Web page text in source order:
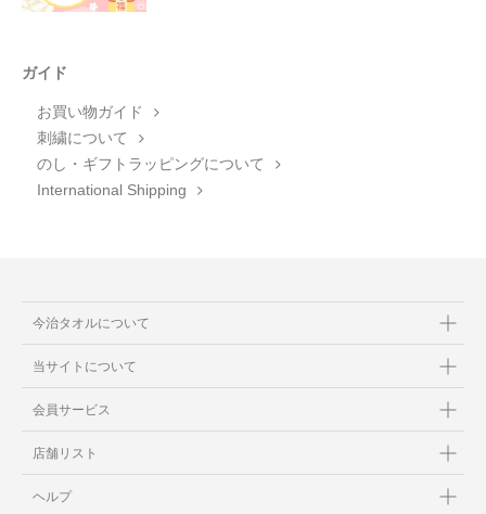
ガイド
お買い物ガイド
刺繍について
のし・ギフトラッピングについて
International Shipping
今治タオルについて
当サイトについて
会員サービス
店舗リスト
ヘルプ